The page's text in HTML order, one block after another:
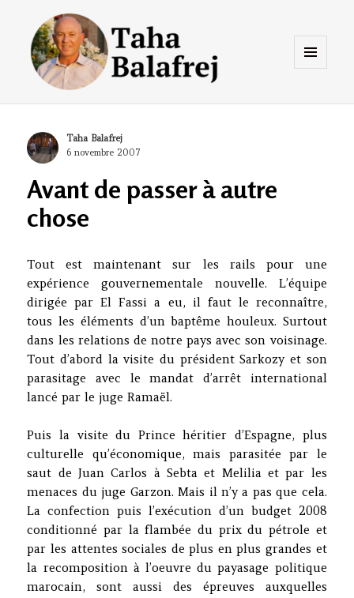
Taha Balafrej Blog
Author
Taha Balafrej
Posted
6 novembre 2007
Avant de passer à autre
chose
Tout est maintenant sur les rails pour une
expérience gouvernementale nouvelle. L’équipe
dirigée par El Fassi a eu, il faut le reconnaître,
tous les éléments d’un baptême houleux. Surtout
dans les relations de notre pays avec son voisinage.
Tout d’abord la visite du président Sarkozy et son
parasitage avec le mandat d’arrêt international
lancé par le juge Ramaël.
Puis la visite du Prince héritier d’Espagne, plus
culturelle qu’économique, mais parasitée par le
saut de Juan Carlos à Sebta et Melilia et par les
menaces du juge Garzon. Mais il n’y a pas que cela.
La confection puis l’exécution d’un budget 2008
conditionné par la flambée du prix du pétrole et
par les attentes sociales de plus en plus grandes et
la recomposition à l’oeuvre du payasage politique
marocain, sont aussi des épreuves auxquelles